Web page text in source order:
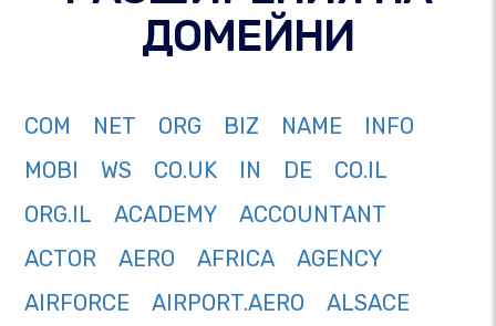
ДОМЕЙНИ
COM NET ORG BIZ NAME
INFO
MOBI
WS CO.UK IN DE
CO.IL
ORG.IL
ACADEMY
ACCOUNTANT
ACTOR
AERO AFRICA
AGENCY
AIRFORCE
AIRPORT.AERO
ALSACE